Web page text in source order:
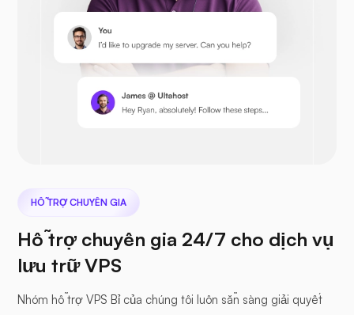
Prestashop
Hồ sơ biển
HỖ TRỢ CHUYÊN GIA
Hỗ trợ chuyên gia 24/7 cho dịch vụ
lưu trữ VPS
Nhóm hỗ trợ VPS Bỉ của chúng tôi luôn sẵn sàng giải quyết